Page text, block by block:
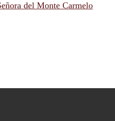
del Monte Carmelo